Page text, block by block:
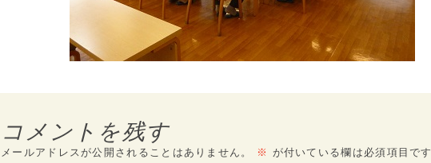
コメントを残す
メールアドレスが公開されることはありません。 ※ が付いている欄は必須項目です